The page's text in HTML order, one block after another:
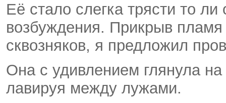
Её стало слегка трясти то
возбуждения. Прикрыв
сквозняков, я предложил
Она с удивлением глянула
лавируя между лужами.